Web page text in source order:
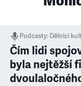
Podcasty: Dělníci
Čím lidi
byla nejtěžší